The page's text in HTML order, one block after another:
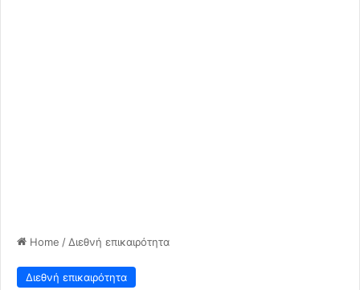
Home / Διεθνή επικαιρότητα
Διεθνή επικαιρότητα